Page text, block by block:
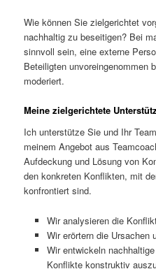
Wie können Sie zielgerichtet
nachhaltig zu beseitigen? Bei
sinnvoll sein, eine externe
Beteiligten unvoreingenommen
moderiert.
Meine zielgerichtete
Ich unterstütze Sie und Ihr
meinem Angebot aus
Aufdeckung und Lösung von
den konkreten Konflikten, mit
konfrontiert sind.
Wir analysieren die
Wir erörtern die Ursachen
Wir entwickeln
Konflikte konstruktiv